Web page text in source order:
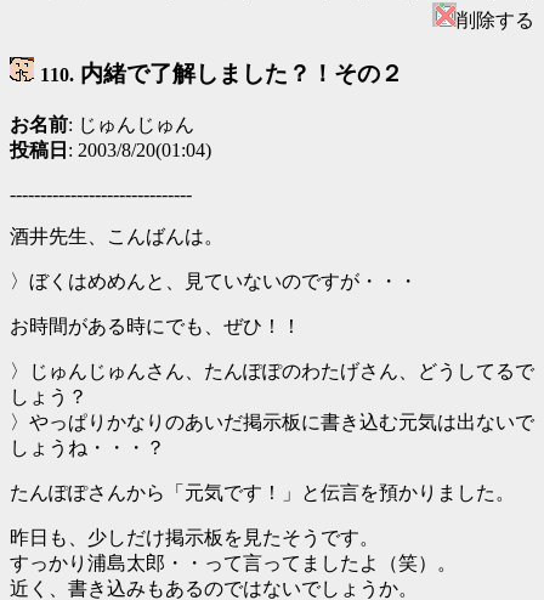
削除する
110. 内緒で了解しました？！その２
お名前: じゅんじゅん
投稿日 : 2003/8/20(01:04)
------------------------------
酒井先生、こんばんは。
〉ぼくはめめんと、見ていないのですが・・・
お時間がある時にでも、ぜひ！！
〉じゅんじゅんさん、たんぽぽのわたげさん、どうしてるで
しょう？
〉やっぱりかなりのあいだ掲示板に書き込む元気は出ないで
しょうね・・・？
たんぽぽさんから「元気です！」と伝言を預かりました。
昨日も、少しだけ掲示板を見たそうです。
すっかり浦島太郎・・って言ってましたよ（笑）。
近く、書き込みもあるのではないでしょうか。